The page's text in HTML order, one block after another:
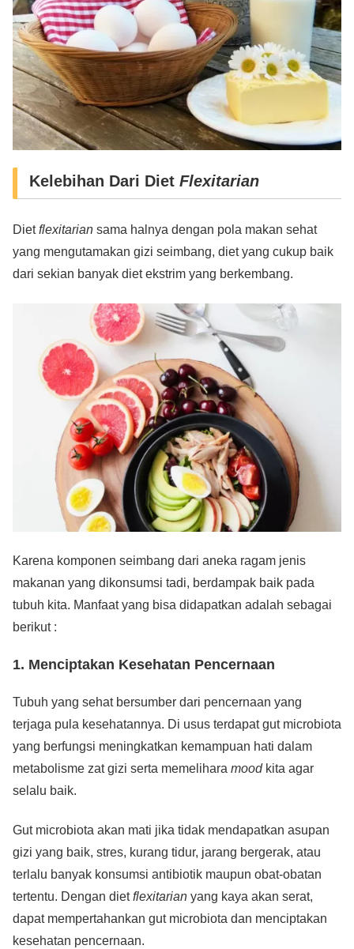
Kelebihan Dari Diet Flexitarian
Dietflexitarian sama halnya dengan pola makan sehat
yang mengutamakan gizi seimbang, diet yang cukup baik
dari sekian banyak diet ekstrim yang berkembang.
Karena komponen seimbang dari aneka ragam jenis
makanan yang dikonsumsi tadi, berdampak baik pada
tubuh kita. Manfaat yang bisa didapatkan adalah sebagai
berikut :
1. Menciptakan Kesehatan Pencernaan
Tubuh yang sehat bersumber dari pencernaan yang
terjaga pula kesehatannya. Di usus terdapat gut microbiota
yang berfungsi meningkatkan kemampuan hati dalam
metabolisme zat gizi serta memelihara moodkita agar
selalu baik.
Gut microbiota akan mati jika tidak mendapatkan asupan
gizi yang baik, stres, kurang tidur, jarang bergerak, atau
terlalu banyak konsumsi antibiotik maupun obat-obatan
tertentu. Dengan dietflexitarian yang kaya akan serat,
dapat mempertahankan gut microbiota dan menciptakan
kesehatan pencernaan.